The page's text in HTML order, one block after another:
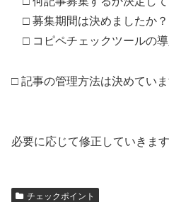
□ 募集期間は決めましたか？
□ コピペチェックツールの導
□ 記事の管理方法は決めていま
必要に応じて修正していきます
チェックポイント